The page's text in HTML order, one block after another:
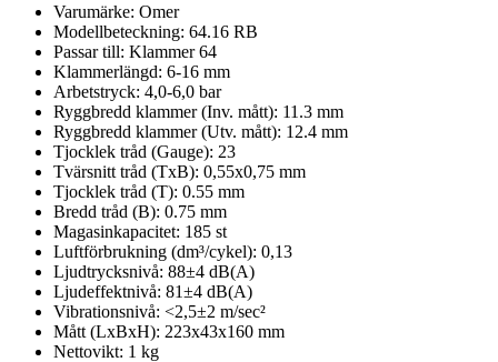
Varumärke: Omer
Modellbeteckning: 64.16 RB
Passar till: Klammer 64
Klammerlängd: 6-16 mm
Arbetstryck: 4,0-6,0 bar
Ryggbredd klammer (Inv. mått): 11.3 mm
Ryggbredd klammer (Utv. mått): 12.4 mm
Tjocklek tråd (Gauge): 23
Tvärsnitt tråd (TxB): 0,55x0,75 mm
Tjocklek tråd (T): 0.55 mm
Bredd tråd (B): 0.75 mm
Magasinkapacitet: 185 st
Luftförbrukning (dm³/cykel): 0,13
Ljudtrycksnivå: 88±4 dB(A)
Ljudeffektnivå: 81±4 dB(A)
Vibrationsnivå: <2,5±2 m/sec²
Mått (LxBxH): 223x43x160 mm
Nettovikt: 1 kg